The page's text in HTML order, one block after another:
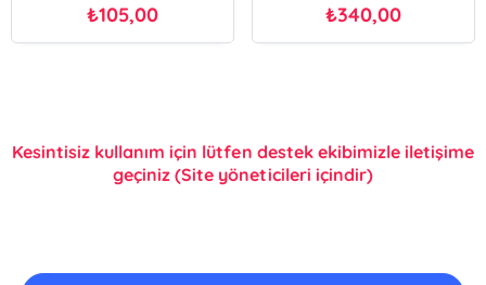
₺105,00 ₺340,00
Kesintisiz kullanım için lütfen destek ekibimizle iletişime
geçiniz (Site yöneticileri içindir)